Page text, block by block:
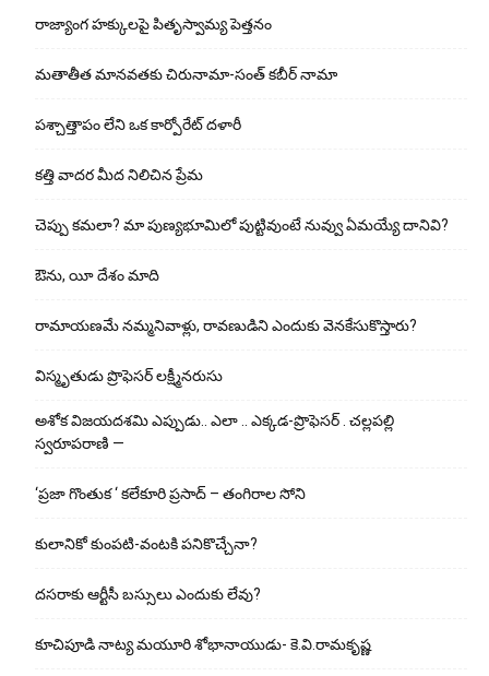
రాజ్యాంగ హక్కులపై పితృస్వామ్య పెత్తనం
మతాతీత మానవతకు చిరునామా-సంత్ కబీర్ నామా
పశ్చాత్తాపం లేని ఒక కార్పోరేట్ దళారీ
కత్తి వాదర మీద నిలిచిన ప్రేమ
చెప్పు క‌మ‌లా? మా పుణ్యభూమిలో పుట్టివుంటే నువ్వు ఏమయ్యే దానివి?
ఔను, యీ దేశం మాది
రామాయణమే నమ్మనివాళ్లు, రావణుడిని ఎందుకు వెనకేసుకొస్తారు?
విస్మృతుడు ప్రొఫెసర్ లక్ష్మీనరుసు
అశోక విజ‌య‌ద‌శ‌మి ఎప్పుడు.. ఎలా .. ఎక్క‌డ‌-ప్రొఫెసర్ . చల్లపల్లి
స్వరూపరాణి —
‘ప్రజా గొంతుక ‘ కలేకూరి ప్రసాద్ – తంగిరాల సోని
కులానికో కుంప‌టి-వంట‌కి ప‌నికొచ్చేనా?
ద‌స‌రాకు ఆర్టీసీ బ‌స్సులు ఎందుకు లేవు?
కూచిపూడి నాట్య మ‌యూరి శోభానాయుడు- కె.వి.రామకృష్ణ